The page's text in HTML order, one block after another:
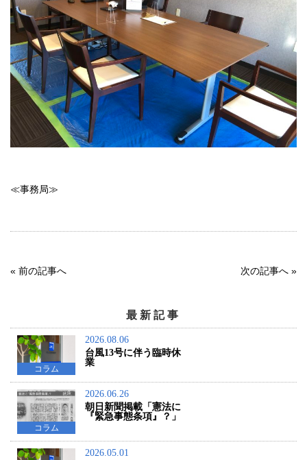
≪事務局≫
« 前の記事へ 次の記事へ »
最新記事
コラム
2026.08.06
台風13号に伴う臨時休
業
コラム
2026.06.26
朝日新聞掲載「憲法に
『緊急事態条項』？」
2026.05.01